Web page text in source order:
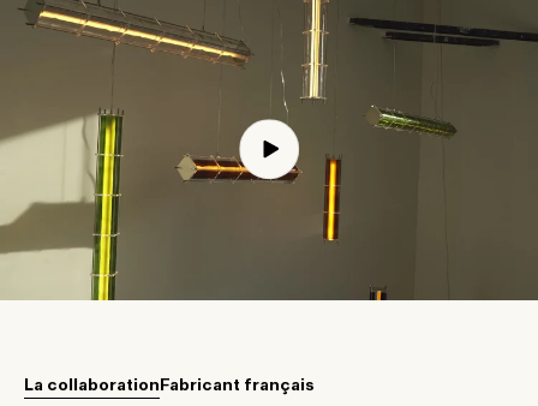
La collaboration Fabricant français